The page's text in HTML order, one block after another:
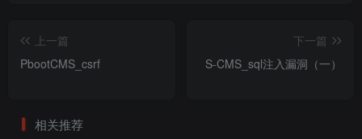
上一篇
PbootCMS_csrf
下一篇
S-CMS_sql注入漏洞（一）
相关推荐